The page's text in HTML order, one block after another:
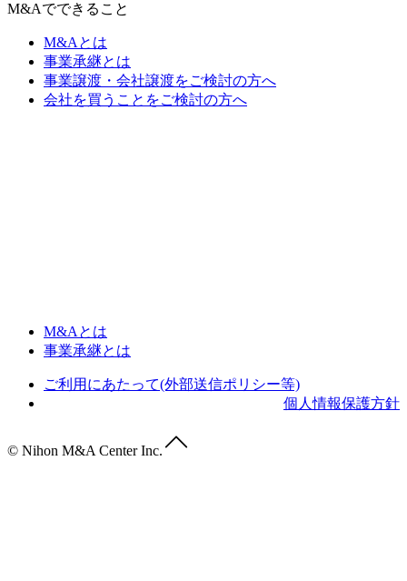
M&Aでできること
M&Aとは
事業承継とは
事業譲渡・会社譲渡をご検討の方へ
会社を買うことをご検討の方へ
M&Aとは
事業承継とは
ご利用にあたって(外部送信ポリシー等)
個人情報保護方針
© Nihon M&A Center Inc.